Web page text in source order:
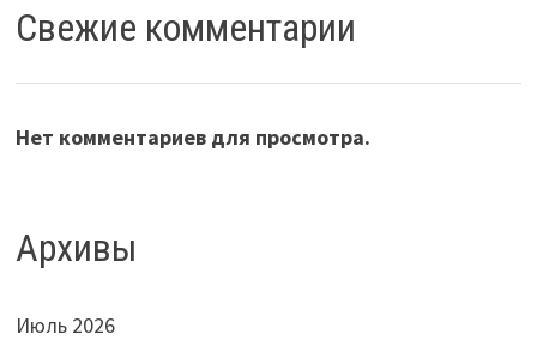
Свежие комментарии
Нет комментариев для просмотра.
Архивы
Июль 2026